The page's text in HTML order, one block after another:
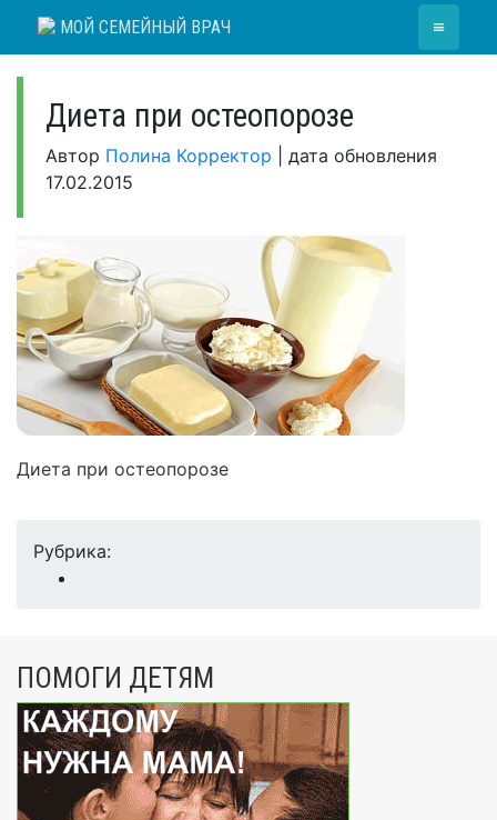
МОЙ СЕМЕЙНЫЙ ВРАЧ ≡
Диета при остеопорозе
Автор Полина Корректор
дата обновления
17.02.2015
Диета при остеопорозе
Рубрика:
ПОМОГИ ДЕТЯМ